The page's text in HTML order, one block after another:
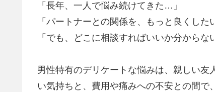
「長年、一人で悩み続けてきた…」
「パートナーとの関係を、もっと良くした
「でも、どこに相談すればいいか分からな
男性特有のデリケートな悩みは、親しい
い気持ちと、費用や痛みへの不安との間で